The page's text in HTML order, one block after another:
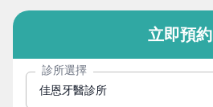
立即預約
診所選擇
佳恩牙醫診所